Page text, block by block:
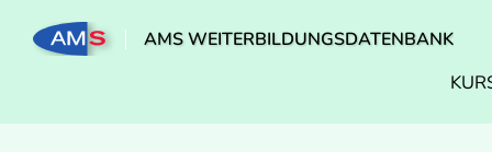
AMS WEITERBILDUNGSDATENBANK